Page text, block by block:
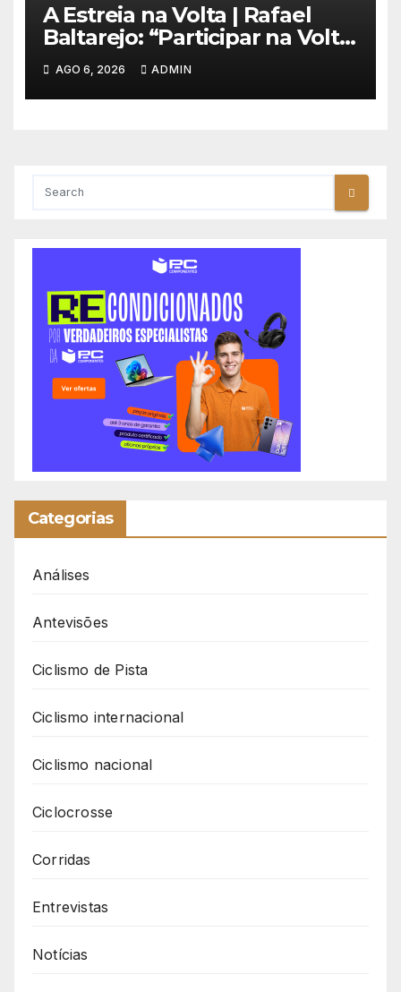
A Estreia na Volta | Rafael
Baltarejo: “Participar na Volta
a Portugal é o sonho de
qualquer ciclista”
AGO 6, 2026 ADMIN
Categorias
Análises
Antevisões
Ciclismo de Pista
Ciclismo internacional
Ciclismo nacional
Ciclocrosse
Corridas
Entrevistas
Notícias